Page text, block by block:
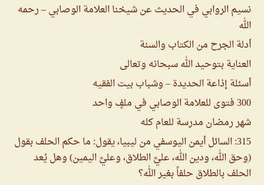
نسيم الروابي في الحديث عن شيخنا العلامة الوصابي – رحمه
الله
أدلة الجرح من الكتاب والسنة
العناية بتوحيد الله سبحانه وتعالى
أسئلة إذاعة الحديدة – وشباب بيت الفقيه
300 فتوى للعلامة الوصابي في ملفٍ واحد
شهر رمضان مدرسة للعام كله
315: السائل أيمن اليوسفي من ليبيا، يقول: ما حكم الحلف بقول
(وحق الله، ودين الله، عليَّ الطلاق، وعليَّ اليمين) وهل يُعد
الحلف بالطلاق حلفاً بغير الله؟